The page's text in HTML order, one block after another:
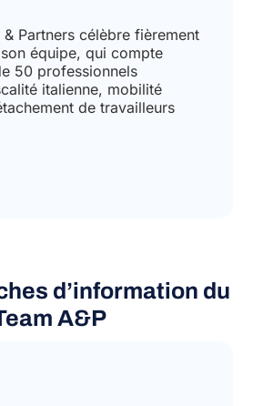
Partners célèbre fièrement
équipe, qui compte
50 professionnels
italienne, mobilité
de travailleurs
d’information du
A&P